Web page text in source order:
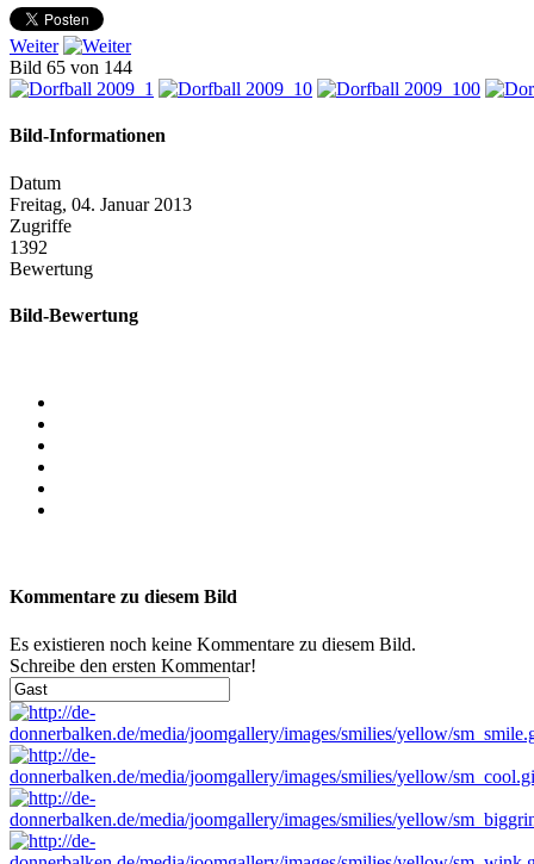
Weiter
Bild 65 von 144
Bild-Informationen
Datum
Freitag, 04. Januar 2013
Zugriffe
1392
Bewertung
Bild-Bewertung
Kommentare zu diesem Bild
Es existieren noch keine Kommentare zu diesem Bild.
Schreibe den ersten Kommentar!